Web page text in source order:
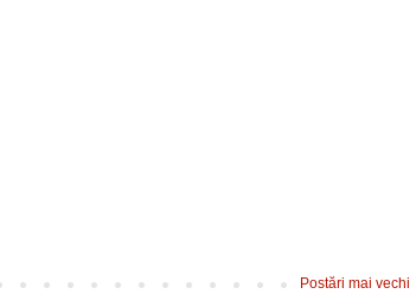
Postări mai vechi